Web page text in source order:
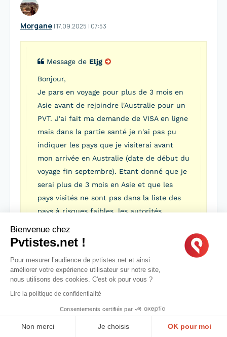
Morgane I17.09.2025 | 07:53
Message de Eljg
Bonjour,
Je pars en voyage pour plus de 3 mois en
Asie avant de rejoindre l'Australie pour un
PVT. J'ai fait ma demande de VISA en ligne
mais dans la partie santé je n'ai pas pu
indiquer les pays que je visiterai avant
mon arrivée en Australie (date de début du
voyage fin septembre). Etant donné que je
serai plus de 3 mois en Asie et que les
pays visités ne sont pas dans la liste des
pays à risques faibles, les autorités
demander une visite médicale à mon
arrivée sur le territoire australien ? ou me
refuser d'entrer sur le territoire ?
Merci
Tu dois uniquement déclarer les voyages effectués
Bienvenue chez
Pvtistes.net !
Pour mesurer l’audience de pvtistes.net et ainsi
améliorer votre expérience utilisateur sur notre site,
nous utilisons des cookies. C'est ok pour vous ?
Lire la politique de confidentialité
Consentements certifiés par
Non merci Je choisis OK pour moi